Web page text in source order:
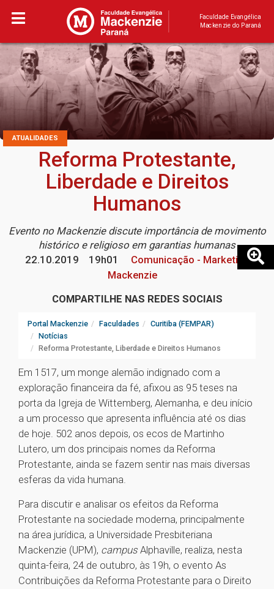
Faculdade Evangélica
Mackenzie do Paraná
ATUALIDADES
Reforma Protestante,
Liberdade e Direitos
Humanos
Evento no Mackenzie discute importância de movimento
histórico e religioso em garantias humanas
22.10.2019
19h01
Comunicação - Marketing
Mackenzie
COMPARTILHE NAS REDES SOCIAIS
Portal Mackenzie Faculdades
Curitiba (FEMPAR)
Notícias
Reforma Protestante, Liberdade e Direitos Humanos
Em 1517, um monge alemão indignado com a
exploração financeira da fé, afixou as 95 teses na
porta da Igreja de Wittemberg, Alemanha, e deu início
a um processo que apresenta influência até os dias
de hoje. 502 anos depois, os ecos de Martinho
Lutero, um dos principais nomes da Reforma
Protestante, ainda se fazem sentir nas mais diversas
esferas da vida humana.
Para discutir e analisar os efeitos da Reforma
Protestante na sociedade moderna, principalmente
na área jurídica, a Universidade Presbiteriana
Mackenzie (UPM), campus Alphaville, realiza, nesta
quinta-feira, 24 de outubro, às 19h, o evento As
Contribuições da Reforma Protestante para o Direito